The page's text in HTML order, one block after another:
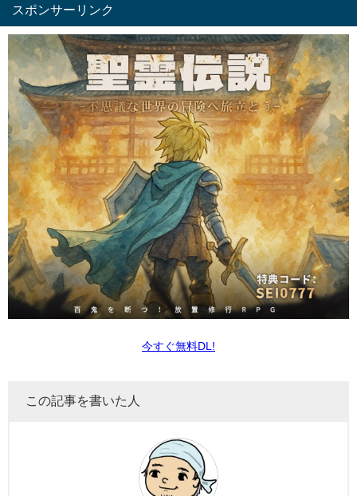
スポンサーリンク
今すぐ無料DL!
この記事を書いた人